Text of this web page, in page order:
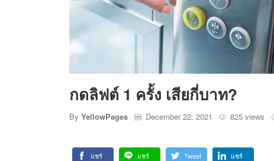
กดลิฟต์ 1 ครั้ง เสียกี่บาท?
By YellowPages December 22, 2021 825 views
แชร์ แชร์ Tweet แชร์